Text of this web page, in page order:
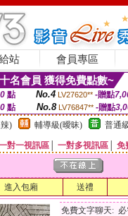
站 會員專區
名會員 獲得免費點數~
點 No.4 LV27620** -贈點
點 No.8 LV76847** -贈點
) 輔導級(曖昧) 普通
對一視訊區 一對多視訊區 免
進入包廂 送禮
免費文字聊天: